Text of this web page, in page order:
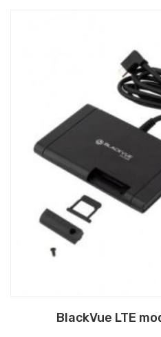
BlackVue LTE